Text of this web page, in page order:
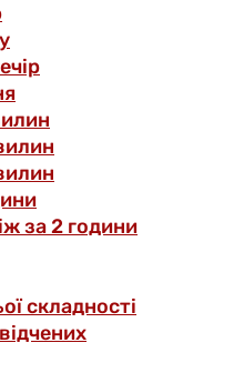
за 2 години
складності